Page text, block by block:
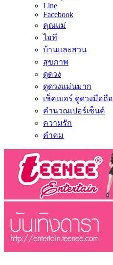
Line
Facebook
คุณแม่
ไอที
บ้านและสวน
สุขภาพ
ดูดวง
ดูดวงแม่นมาก
เช็คเบอร์ ดูดวงมือถือ
คำนวณเปอร์เซ็นต์
ความรัก
คำคม